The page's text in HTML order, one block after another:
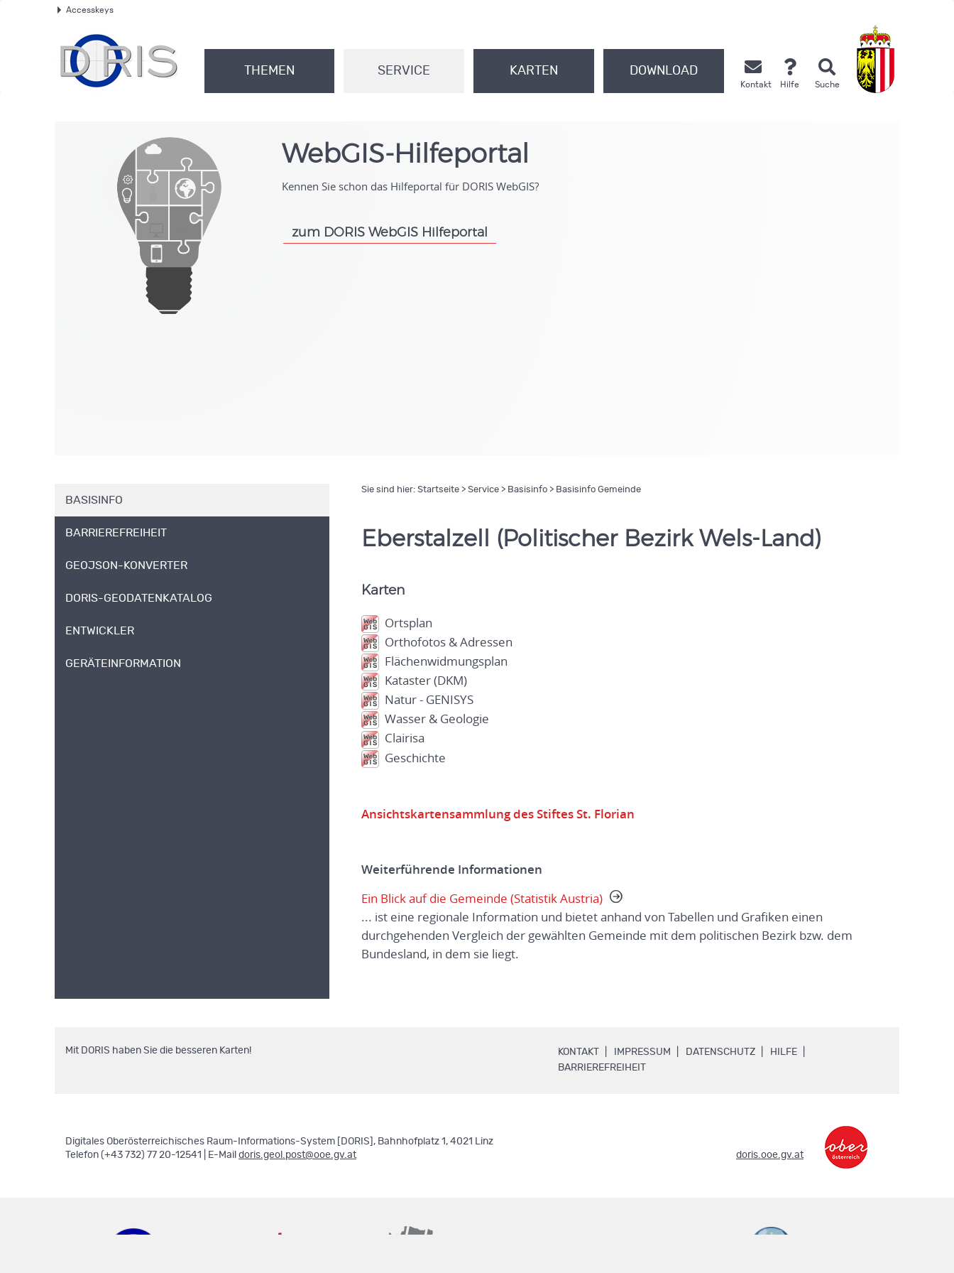
Accesskeys
THEMEN SERVICE KARTEN DOWNLOAD
Kontakt Hilfe Suche
WebGIS-Hilfeportal
Kennen Sie schon das Hilfeportal für DORIS WebGIS?
zum DORIS WebGIS Hilfeportal
BASISINFO
BARRIEREFREIHEIT
GEOJSON-KONVERTER
DORIS-GEODATENKATALOG
ENTWICKLER
GERÄTEINFORMATION
Sie sind hier: Startseite> Service> Basisinfo> Basisinfo Gemeinde
Eberstalzell (Politischer Bezirk Wels-Land)
Karten
Ortsplan
Orthofotos & Adressen
Flächenwidmungsplan
Kataster (DKM)
Natur - GENISYS
Wasser & Geologie
Clairisa
Geschichte
Ansichtskartensammlung des Stiftes St. Florian
Weiterführende Informationen
Ein Blick auf die Gemeinde (Statistik Austria)
... ist eine regionale Information und bietet anhand von Tabellen und Grafiken einen
durchgehenden Vergleich der gewählten Gemeinde mit dem politischen Bezirk bzw. dem
Bundesland, in dem sie liegt.
KONTAKT IMPRESSUM DATENSCHUTZ HILFE
BARRIEREFREIHEIT.
Mit DORIS haben Sie die besseren Karten!
Digitales Oberösterreichisches Raum-Informations-System [DORIS], Bahnhofplatz 1, 4021 Linz
Telefon (+43 732) 77 20-12541 | E-Mail doris.geol.post@ooe.gv.at doris.ooe.gv.at.